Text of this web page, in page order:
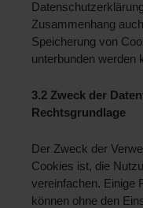
Zusammenhang
Speicherung von
unterbunden werden
3.2 Zweck der
Rechtsgrundlage
Der Zweck der
Cookies ist, die
vereinfachen. Einige
können ohne den